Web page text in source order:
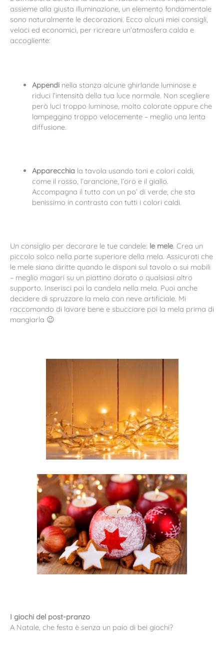
assieme alla giusta illuminazione, un elemento fondamentale
sono naturalmente le decorazioni. Ecco alcuni miei consigli,
veloci ed economici, per ricreare un’atmosfera calda e
accogliente:
Appendinella stanza alcune ghirlande luminose e
riduci l’intensità della tua luce normale. Non scegliere
però luci troppo luminose, molto colorate oppure che
lampeggino troppo velocemente – meglio una lenta
diffusione.
Apparecchiala tavola usando toni e colori caldi,
come il rosso, l’arancione, l’oro e il giallo.
Accompagna il tutto con un po’ di verde, che sta
benissimo in contrasto con tutti i colori caldi.
Un consiglio per decorare le tue candele: le mele. Crea un
piccolo solco nella parte superiore della mela. Assicurati che
le mele siano diritte quando le disponi sul tavolo o sui mobili
– meglio magari su un piattino dorato o qualsiasi altro
supporto. Inserisci poi la candela nella mela. Puoi anche
decidere di spruzzare la mela con neve artificiale. Mi
raccomando di lavare bene e sbucciare poi la mela prima di
mangiarla 😉
I giochi del post-pranzo
A Natale, che festa è senza un paio di bei giochi?